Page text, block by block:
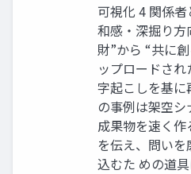
可視化 4 関係
和感・深掘り方
財”から “共に
ップロードさ
字起こしを基
の事例は架空シ
成果物を速く
を伝え、問い
込むた めの道具